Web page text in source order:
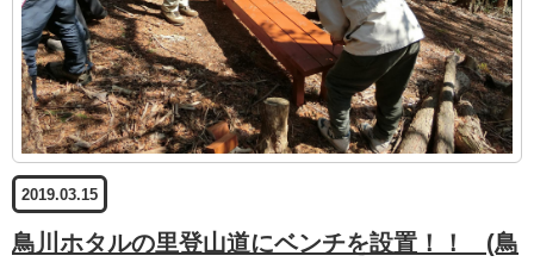
2019.03.15
鳥川ホタルの里登山道にベンチを設置！！ (鳥